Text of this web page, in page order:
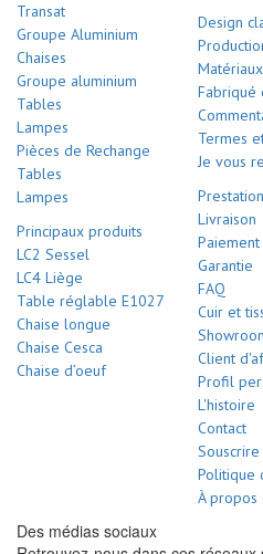
Transat
Groupe Aluminium
Chaises
Groupe aluminium
Tables
Lampes
Pièces de Rechange
Tables
Lampes
Principaux produits
LC2 Sessel
LC4 Liège
Table réglable E1027
Chaise longue
Chaise Cesca
Chaise d’oeuf
Design
Matériaux
Fabriqué
Termes
Je vous
Livraison
Paiement
Garantie
FAQ
Cuir et
Client
Profil
L'histoire
Contact
Souscrire
Politique
À propos
Des médias sociaux